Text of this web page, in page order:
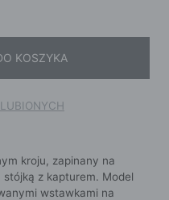
KOSZYKA
kroju, zapinany na
z kapturem. Model
wstawkami na